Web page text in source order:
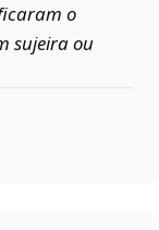
o
sujeira ou